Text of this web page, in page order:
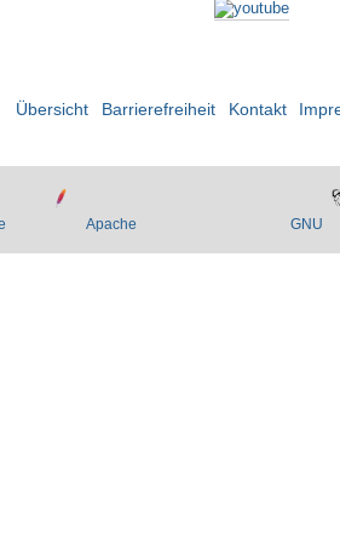
Übersicht Barrierefreiheit Kontakt
Apache GNU